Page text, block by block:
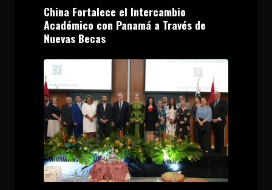
China Fortalece el Intercambio
Académico con Panamá a Través de
Nuevas Becas